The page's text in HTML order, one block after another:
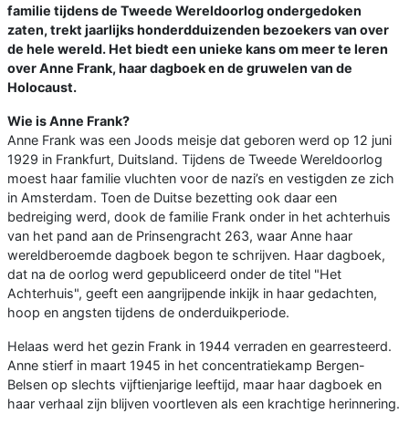
familie tijdens de Tweede Wereldoorlog ondergedoken
zaten, trekt jaarlijks honderdduizenden bezoekers van over
de hele wereld. Het biedt een unieke kans om meer te leren
over Anne Frank, haar dagboek en de gruwelen van de
Holocaust.
Wie is Anne Frank?
Anne Frank was een Joods meisje dat geboren werd op 12 juni
1929 in Frankfurt, Duitsland. Tijdens de Tweede Wereldoorlog
moest haar familie vluchten voor de nazi’s en vestigden ze zich
in Amsterdam. Toen de Duitse bezetting ook daar een
bedreiging werd, dook de familie Frank onder in het achterhuis
van het pand aan de Prinsengracht 263, waar Anne haar
wereldberoemde dagboek begon te schrijven. Haar dagboek,
dat na de oorlog werd gepubliceerd onder de titel "Het
Achterhuis", geeft een aangrijpende inkijk in haar gedachten,
hoop en angsten tijdens de onderduikperiode.
Helaas werd het gezin Frank in 1944 verraden en gearresteerd.
Anne stierf in maart 1945 in het concentratiekamp Bergen-
Belsen op slechts vijftienjarige leeftijd, maar haar dagboek en
haar verhaal zijn blijven voortleven als een krachtige herinnering.